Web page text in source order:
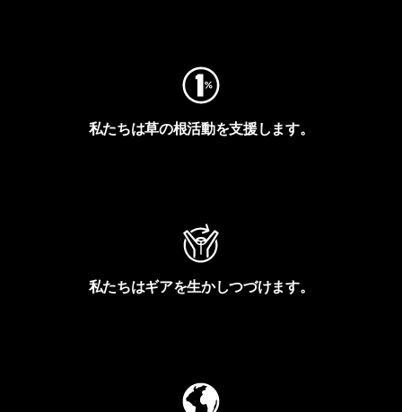
私たちは草の根活動を支援します。
私たちはギアを生かしつづけます。